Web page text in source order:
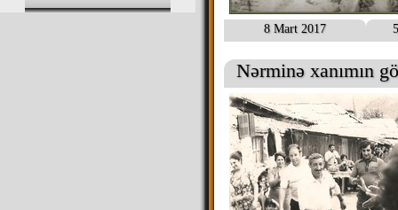
8 Mart 2017
Nərminə xanımın